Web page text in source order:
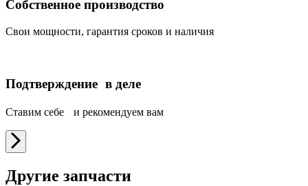
Собственное производство
Свои мощности, гарантия сроков и наличия
Подтверждение в деле
Ставим себе и рекомендуем вам
Другие запчасти